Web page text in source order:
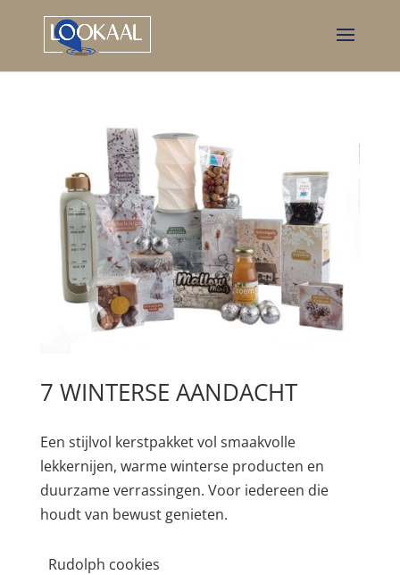
7 WINTERSE AANDACHT
Een stijlvol kerstpakket vol smaakvolle
lekkernijen, warme winterse producten en
duurzame verrassingen. Voor iedereen die
houdt van bewust genieten.
Rudolph cookies